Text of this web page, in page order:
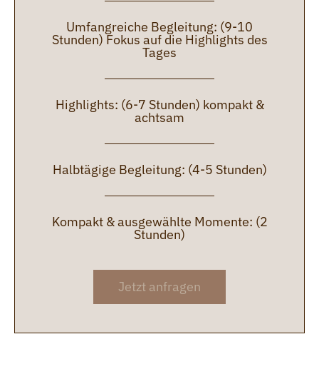
Umfangreiche Begleitung: (9-10
Stunden) Fokus auf die Highlights des
Tages
Highlights: (6-7 Stunden) kompakt &
achtsam
Halbtägige Begleitung: (4-5 Stunden)
Kompakt & ausgewählte Momente: (2
Stunden)
Jetzt anfragen